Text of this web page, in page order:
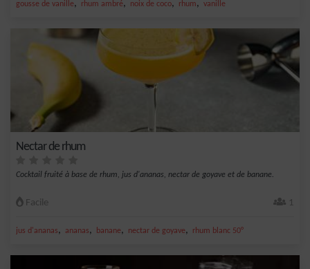
gousse de vanille, rhum ambré, noix de coco, rhum, vanille
Nectar de rhum
Cocktail fruité à base de rhum, jus d'ananas, nectar de goyave et de banane.
Facile 1
jus d'ananas, ananas, banane, nectar de goyave, rhum blanc 50°